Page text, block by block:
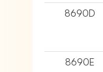
8690D
8690E